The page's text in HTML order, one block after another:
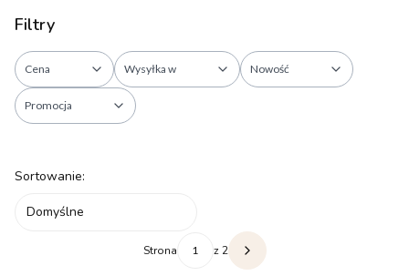
Filtry
Cena Wysyłka w Nowość
Promocja
Lista produktów
Sortowanie:
Domyślne
Strona z 2 Następne produkty